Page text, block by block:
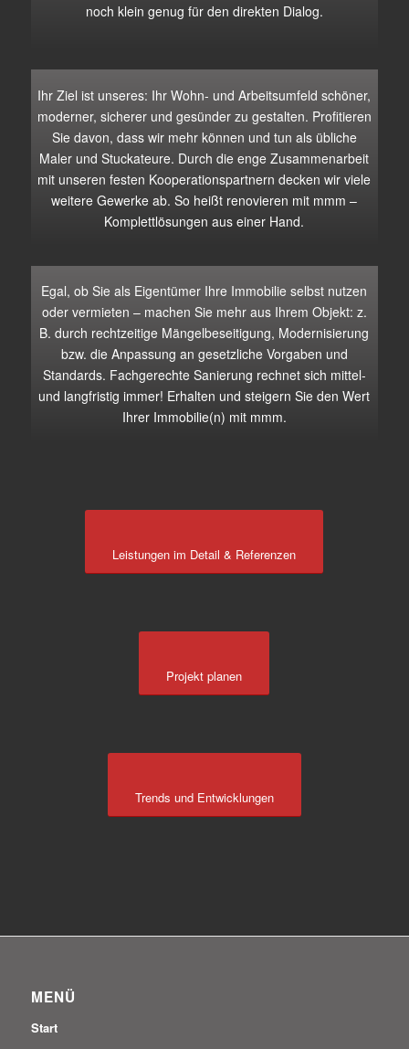
noch klein genug für den direkten Dialog.
Ihr Ziel ist unseres: Ihr Wohn- und Arbeitsumfeld schöner,
moderner, sicherer und gesünder zu gestalten. Profitieren
Sie davon, dass wir mehr können und tun als übliche
Maler und Stuckateure. Durch die enge Zusammenarbeit
mit unseren festen Kooperationspartnern decken wir viele
weitere Gewerke ab. So heißt renovieren mit mmm –
Komplettlösungen aus einer Hand.
Egal, ob Sie als Eigentümer Ihre Immobilie selbst nutzen
oder vermieten – machen Sie mehr aus Ihrem Objekt: z.
B. durch rechtzeitige Mängelbeseitigung, Modernisierung
bzw. die Anpassung an gesetzliche Vorgaben und
Standards. Fachgerechte Sanierung rechnet sich mittel-
und langfristig immer! Erhalten und steigern Sie den Wert
Ihrer Immobilie(n) mit mmm.
Leistungen im Detail & Referenzen
Projekt planen
Trends und Entwicklungen
MENÜ
Start